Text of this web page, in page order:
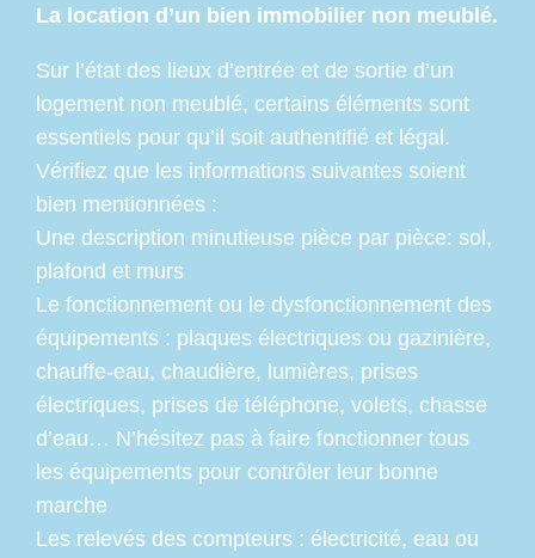
La location d’un bien immobilier non meublé.
Sur l’état des lieux d’entrée et de sortie d’un
logement non meublé, certains éléments sont
essentiels pour qu’il soit authentifié et légal.
Vérifiez que les informations suivantes soient
bien mentionnées :
Une description minutieuse pièce par pièce: sol,
plafond et murs
Le fonctionnement ou le dysfonctionnement des
équipements : plaques électriques ou gazinière,
chauffe-eau, chaudière, lumières, prises
électriques, prises de téléphone, volets, chasse
d’eau… N’hésitez pas à faire fonctionner tous
les équipements pour contrôler leur bonne
marche
Les relevés des compteurs : électricité, eau ou